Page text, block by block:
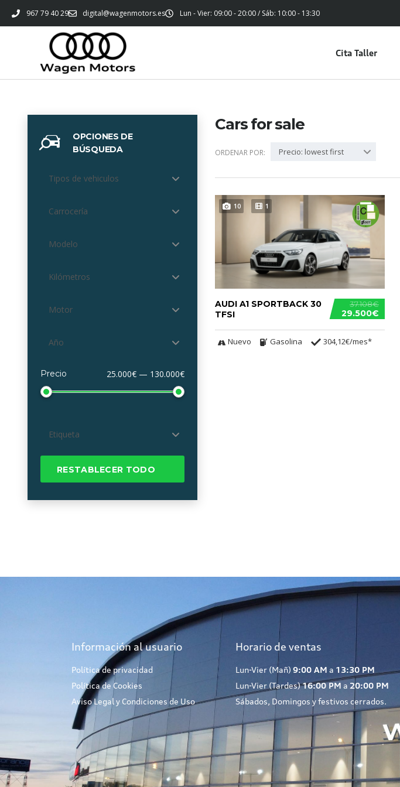
967 79 40 29 digital@wagenmotors.es Lun - Vier: 09:00 - 20:00 / Sáb: 10:00 - 13:30
Cita Taller
OPCIONES DE
BÚSQUEDA
Tipos de vehiculos
Carrocería
Modelo
Kilómetros
Motor
Año
Precio 25.000€ — 130.000€
Etiqueta
RESTABLECER TODO
Cars for sale
ORDENAR POR: Precio: lowest first
10 1
37.108€
29.500€
AUDI A1 SPORTBACK 30
TFSI
Nuevo Gasolina 304,12€/mes*
Información al usuario
Política de privacidad
Política de Cookies
Aviso Legal y Condiciones de Uso
Horario de ventas
Lun-Vier (Mañ) 9:00 AM a 13:30 PM
Lun-Vier (Tardes)16:00 PM a 20:00 PM
Sábados, Domingos y festivos cerrados.